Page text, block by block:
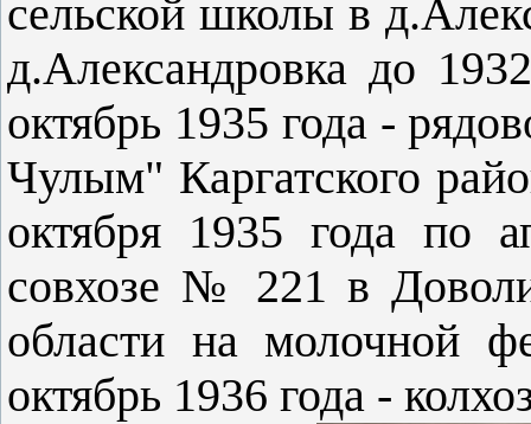
сельской школы в
д.Александровка до
октябрь 1935 года -
Чулым" Каргатского
октября 1935 года по
совхозе № 221 в
области на молочной
октябрь 1936 года -